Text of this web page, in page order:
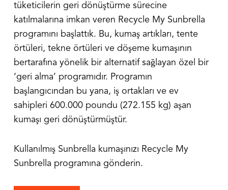
tüketicilerin geri dönüştürme sürecine
katılmalarına imkan veren Recycle My Sunbrella
programını başlattık. Bu, kumaş artıkları, tente
örtüleri, tekne örtüleri ve döşeme kumaşının
bertarafına yönelik bir alternatif sağlayan özel bir
‘geri alma’ programıdır. Programın
başlangıcından bu yana, iş ortakları ve ev
sahipleri 600.000 poundu (272.155 kg) aşan
kumaşı geri dönüştürmüştür.
Kullanılmış Sunbrella kumaşınızı Recycle My
Sunbrella programına gönderin.